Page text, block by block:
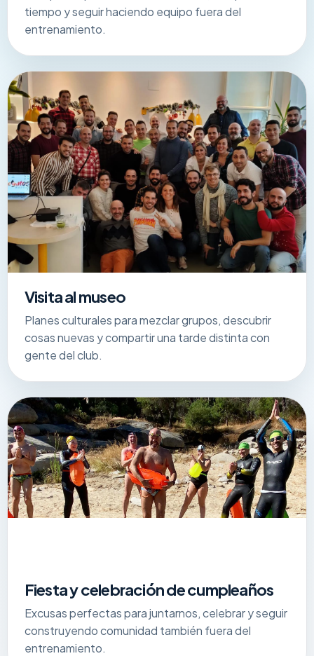
tiempo y seguir haciendo equipo fuera del
entrenamiento.
Visita al museo
Planes culturales para mezclar grupos, descubrir
cosas nuevas y compartir una tarde distinta con
gente del club.
Fiesta y celebración de cumpleaños
Excusas perfectas para juntarnos, celebrar y seguir
construyendo comunidad también fuera del
entrenamiento.